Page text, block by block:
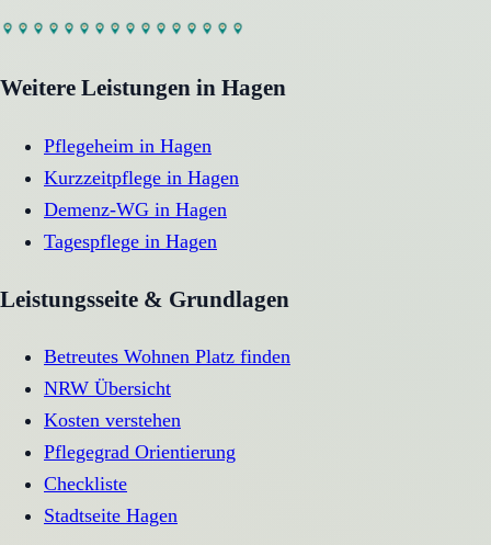
Weitere Leistungen in Hagen
Pflegeheim in Hagen
Kurzzeitpflege in Hagen
Demenz-WG in Hagen
Tagespflege in Hagen
Leistungsseite & Grundlagen
Betreutes Wohnen Platz finden
NRW Übersicht
Kosten verstehen
Pflegegrad Orientierung
Checkliste
Stadtseite Hagen